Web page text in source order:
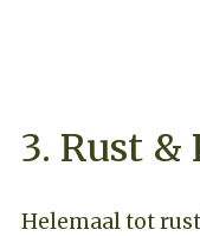
3. Rust
Helemaal tot